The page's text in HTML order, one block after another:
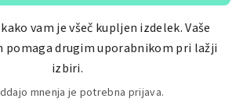
vam je všeč kupljen izdelek. Vaše
pomaga drugim uporabnikom pri lažji
izbiri.
mnenja je potrebna prijava.